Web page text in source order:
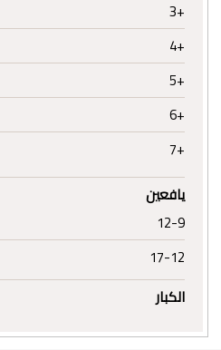
+3
+4
+5
+6
+7
يافعين
12-9
17-12
الكبار